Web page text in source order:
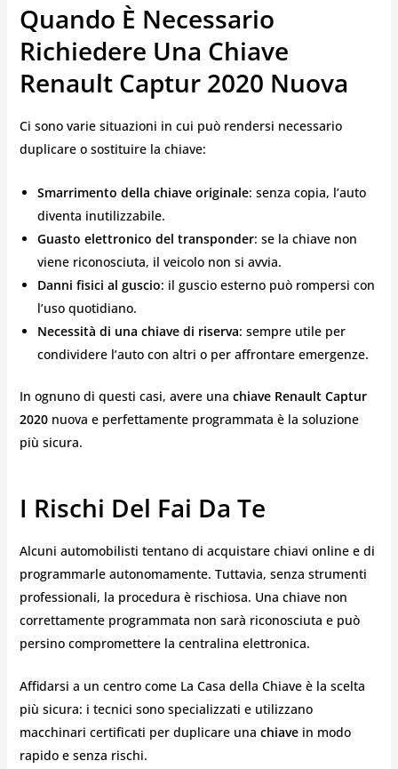
Quando È Necessario
Richiedere Una Chiave
Renault Captur 2020 Nuova
Ci sono varie situazioni in cui può rendersi necessario
duplicare o sostituire la chiave:
Smarrimento della chiave originale: senza copia, l’auto
diventa inutilizzabile.
Guasto elettronico del transponder: se la chiave non
viene riconosciuta, il veicolo non si avvia.
Danni fisici al guscio: il guscio esterno può rompersi con
l’uso quotidiano.
Necessità di una chiave di riserva: sempre utile per
condividere l’auto con altri o per affrontare emergenze.
In ognuno di questi casi, avere una chiave Renault Captur
2020nuova e perfettamente programmata è la soluzione
più sicura.
I Rischi Del Fai Da Te
Alcuni automobilisti tentano di acquistare chiavi online e di
programmarle autonomamente. Tuttavia, senza strumenti
professionali, la procedura è rischiosa. Una chiave non
correttamente programmata non sarà riconosciuta e può
persino compromettere la centralina elettronica.
Affidarsi a un centro come La Casa della Chiave è la scelta
più sicura: i tecnici sono specializzati e utilizzano
macchinari certificati per duplicare una chiave in modo
rapido e senza rischi.